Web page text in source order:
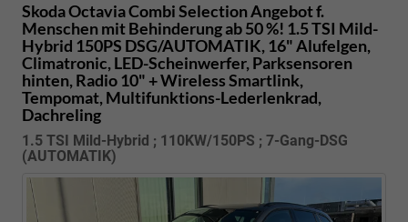
Skoda Octavia CombiSelection Angebot f.
Menschen mit Behinderung ab 50 %! 1.5 TSI Mild-
Hybrid 150PS DSG/AUTOMATIK, 16" Alufelgen,
Climatronic, LED-Scheinwerfer, Parksensoren
hinten, Radio 10" + Wireless Smartlink,
Tempomat, Multifunktions-Lederlenkrad,
Dachreling
1.5 TSI Mild-Hybrid ; 110KW/150PS ; 7-Gang-DSG
(AUTOMATIK)